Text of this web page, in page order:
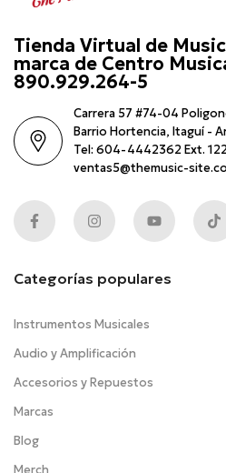
Tienda Virtual de
marca de Centro
890.929.264-5
Carrera 57 #74-04
Barrio Hortencia, Itaguí -
Tel: 604-4442362 Ext.
ventas5@themusic-
Categorías populares
Instrumentos Musicales
Audio y Amplificación
Accesorios y Repuestos
Marcas
Blog